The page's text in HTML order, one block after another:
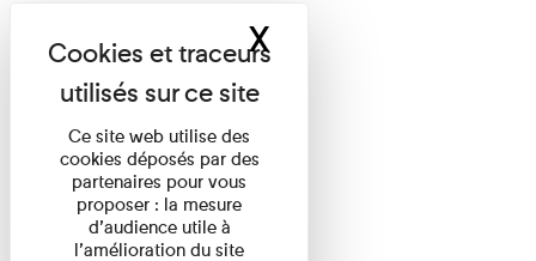
Ce site web utilise des
cookies déposés par des
partenaires pour vous
proposer : la mesure
d’audience utile à
l’amélioration du site
XMasquer le